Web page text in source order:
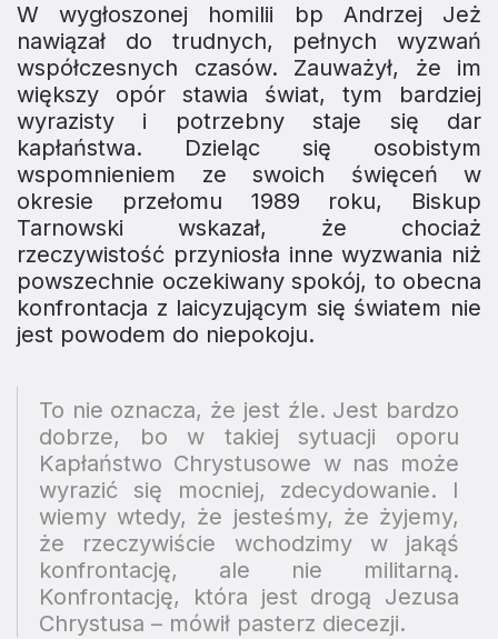
W wygłoszonej homilii bp Andrzej Jeż
nawiązał do trudnych, pełnych wyzwań
współczesnych czasów. Zauważył, że im
większy opór stawia świat, tym bardziej
wyrazisty i potrzebny staje się dar
kapłaństwa. Dzieląc się osobistym
wspomnieniem ze swoich święceń w
okresie przełomu 1989 roku, Biskup
Tarnowski wskazał, że chociaż
rzeczywistość przyniosła inne wyzwania niż
powszechnie oczekiwany spokój, to obecna
konfrontacja z laicyzującym się światem nie
jest powodem do niepokoju.
To nie oznacza, że jest źle. Jest bardzo
dobrze, bo w takiej sytuacji oporu
Kapłaństwo Chrystusowe w nas może
wyrazić się mocniej, zdecydowanie. I
wiemy wtedy, że jesteśmy, że żyjemy,
że rzeczywiście wchodzimy w jakąś
konfrontację, ale nie militarną.
Konfrontację, która jest drogą Jezusa
Chrystusa – mówił pasterz diecezji.